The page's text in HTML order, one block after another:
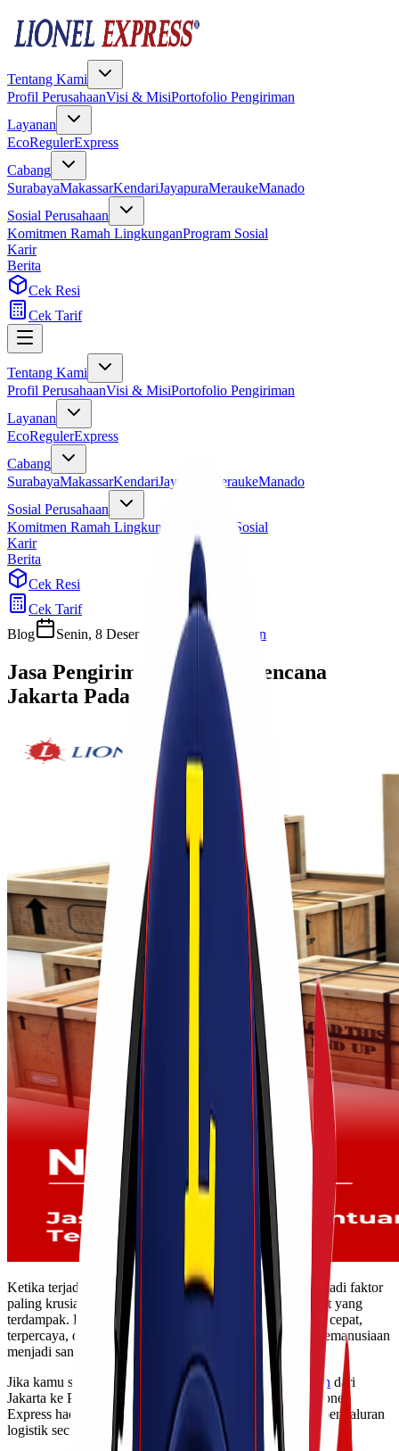
Tentang Kami
Profil PerusahaanVisi & MisiPortofolio Pengiriman
Layanan
EcoRegulerExpress
Cabang
SurabayaMakassarKendariJayapuraMeraukeManado
Sosial Perusahaan
Komitmen Ramah LingkunganProgram Sosial
Karir
Berita
Cek Resi
Cek Tarif
Tentang Kami
Profil PerusahaanVisi & MisiPortofolio Pengiriman
Layanan
EcoRegulerExpress
Cabang
SurabayaMakassarKendariJayapura MeraukeManado
Sosial Perusahaan
Komitmen Ramah Lingkungan
Program Sosial
Karir
Berita
Cek Resi
Cek Tarif
Blog
Senin, 8 Desember 2025 Cherryn
Jasa Pengiriman Bantuan Bencana
Jakarta Padang Tercepat
Ketika terjadi bencana, kecepatan distribusi bantuan menjadi faktor
paling krusial. Setiap menit begitu berarti bagi masyarakat yang
terdampak. Karena itu, keberadaan jasa pengiriman yang cepat,
terpercaya, dan mampu menangani kebutuhan bantuan kemanusiaan
menjadi sangat penting.
Jika kamu sedang mencari solusi
jasa pengiriman bantuan dari
Jakarta ke Padang yang aman, cepat, dan profesional, Lionel
Express hadir sebagai pilihan terbaik untuk mendukung penyaluran
logistik secara tepat waktu.